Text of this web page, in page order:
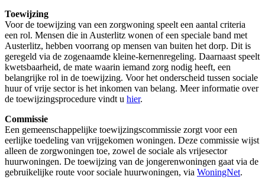
Toewijzing
Voor de toewijzing van een zorgwoning speelt een aantal criteria
een rol. Mensen die in Austerlitz wonen of een speciale band met
Austerlitz, hebben voorrang op mensen van buiten het dorp. Dit is
geregeld via de zogenaamde kleine-kernenregeling. Daarnaast speelt
kwetsbaarheid, de mate waarin iemand zorg nodig heeft, een
belangrijke rol in de toewijzing. Voor het onderscheid tussen sociale
huur of vrije sector is het inkomen van belang. Meer informatie over
de toewijzingsprocedure vindt u hier.
Commissie
Een gemeenschappelijke toewijzingscommissie zorgt voor een
eerlijke toedeling van vrijgekomen woningen. Deze commissie wijst
alleen de zorgwoningen toe, zowel de sociale als vrijesector
huurwoningen. De toewijzing van de jongerenwoningen gaat via de
gebruikelijke route voor sociale huurwoningen, via WoningNet.